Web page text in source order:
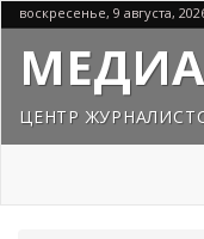
Перейти
к
основному
содержанию
воскресенье, 9 августа,
ЦЕНТР